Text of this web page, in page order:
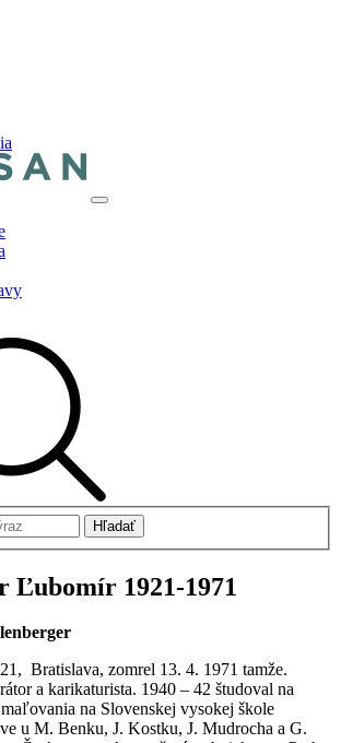
Ľubomír 1921-1971
Bratislava, zomrel 13. 4. 1971 tamže.
a karikaturista. 1940 – 42 študoval na
na Slovenskej vysokej škole
u M. Benku, J. Kostku, J. Mudrocha a G.